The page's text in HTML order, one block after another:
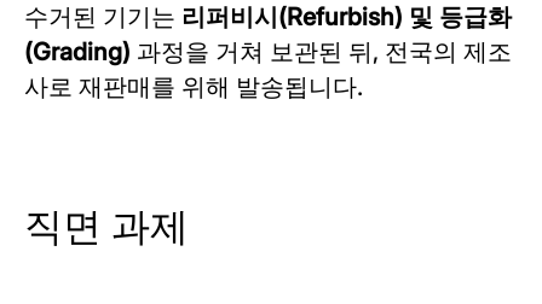
수거된 기기는 리퍼비시(Refurbish) 및 등급화
(Grading) 과정을 거쳐 보관된 뒤, 전국의 제조
사로 재판매를 위해 발송됩니다.
직면 과제